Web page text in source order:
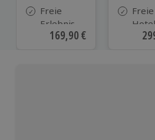
Freie
Erlebnis-
Auswahl
Aktueller Preis
169,90 €
Freie
Hotel-